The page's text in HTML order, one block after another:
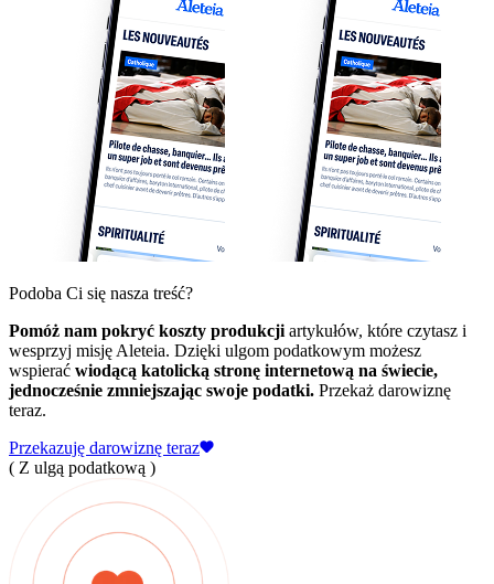
Podoba Ci się nasza treść?
Pomóż nam pokryć koszty produkcji artykułów, które czytasz i
wesprzyj misję Aleteia. Dzięki ulgom podatkowym możesz
wspierać wiodącą katolicką stronę internetową na świecie,
jednocześnie zmniejszając swoje podatki. Przekaż darowiznę
teraz.
Przekazuję darowiznę teraz
( Z ulgą podatkową )